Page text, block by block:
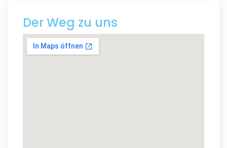
Der Weg zu uns